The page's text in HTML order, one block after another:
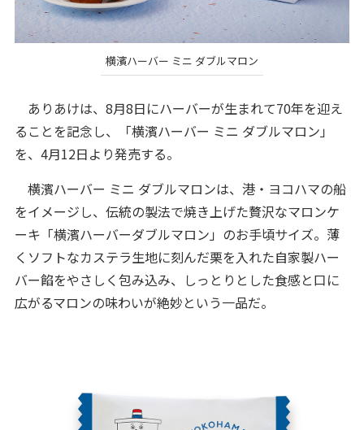
横濱ハーバー ミニ ダブルマロン
ありあけは、8月8日にハーバーが生まれて70年を迎え
ることを記念し、「横濱ハーバー ミニ ダブルマロン」
を、4月12日より発売する。
横濱ハーバー ミニ ダブルマロンは、港・ヨコハマの船
をイメージし、伝統の製法で焼き上げた贅沢なマロンケ
ーキ「横濱ハーバーダブルマロン」のお手頃サイズ。薄
くソフトなカステラ生地に刻んだ栗を入れた自家製ハー
バー餡をやさしく包み込み、しっとりとした食感と口に
広がるマロンの味わいが絶妙という一品だ。